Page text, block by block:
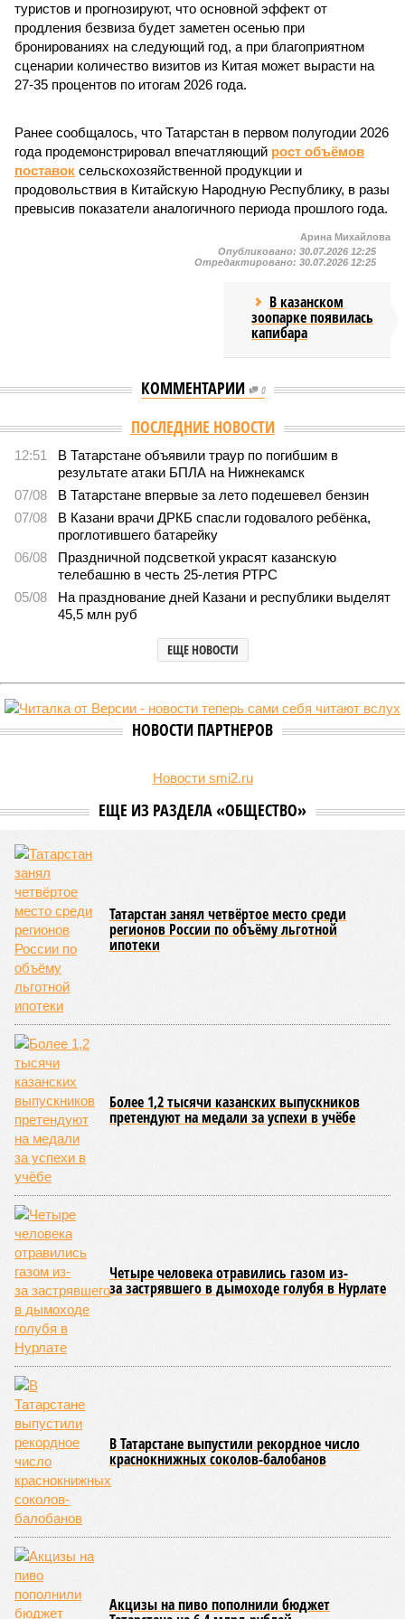
туристов и прогнозируют, что основной эффект от
продления безвиза будет заметен осенью при
бронированиях на следующий год, а при благоприятном
сценарии количество визитов из Китая может вырасти на
27-35 процентов по итогам 2026 года.
Ранее сообщалось, что Татарстан в первом полугодии 2026
года продемонстрировал впечатляющий рост объёмов
поставок сельскохозяйственной продукции и
продовольствия в Китайскую Народную Республику, в разы
превысив показатели аналогичного периода прошлого года.
Арина Михайлова
Опубликовано: 30.07.2026 12:25
Отредактировано: 30.07.2026 12:25
В казанском
зоопарке появилась
капибара
КОММЕНТАРИИ 0
ПОСЛЕДНИЕ НОВОСТИ
12:51
В Татарстане объявили траур по погибшим в
результате атаки БПЛА на Нижнекамск
07/08
В Татарстане впервые за лето подешевел бензин
07/08
В Казани врачи ДРКБ спасли годовалого ребёнка,
проглотившего батарейку
06/08
Праздничной подсветкой украсят казанскую
телебашню в честь 25-летия РТРС
05/08
На празднование дней Казани и республики выделят
45,5 млн руб
ЕЩЕ НОВОСТИ
НОВОСТИ ПАРТНЕРОВ
Новости smi2.ru
ЕЩЕ ИЗ РАЗДЕЛА «ОБЩЕСТВО»
Татарстан занял четвёртое место среди
регионов России по объёму льготной
ипотеки
Более 1,2 тысячи казанских выпускников
претендуют на медали за успехи в учёбе
Четыре человека отравились газом из-
за застрявшего в дымоходе голубя в Нурлате
В Татарстане выпустили рекордное число
краснокнижных соколов-балобанов
Акцизы на пиво пополнили бюджет